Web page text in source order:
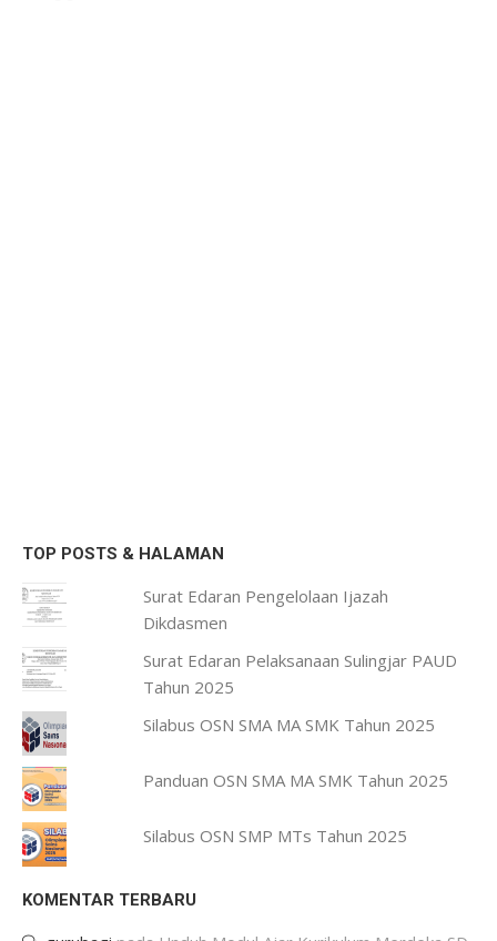
TOP POSTS & HALAMAN
Surat Edaran Pengelolaan Ijazah
Dikdasmen
Surat Edaran Pelaksanaan Sulingjar PAUD
Tahun 2025
Silabus OSN SMA MA SMK Tahun 2025
Panduan OSN SMA MA SMK Tahun 2025
Silabus OSN SMP MTs Tahun 2025
KOMENTAR TERBARU